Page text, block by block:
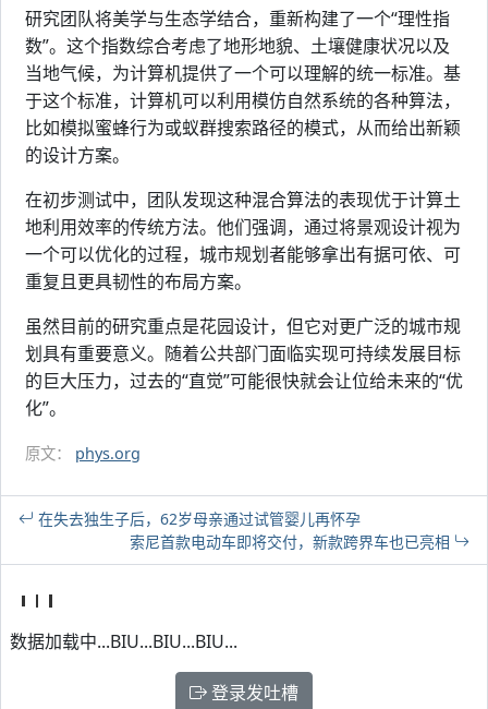
研究团队将美学与生态学结合，重新构建了一个“理性指
数”。这个指数综合考虑了地形地貌、土壤健康状况以及
当地气候，为计算机提供了一个可以理解的统一标准。基
于这个标准，计算机可以利用模仿自然系统的各种算法，
比如模拟蜜蜂行为或蚁群搜索路径的模式，从而给出新颖
的设计方案。
在初步测试中，团队发现这种混合算法的表现优于计算土
地利用效率的传统方法。他们强调，通过将景观设计视为
一个可以优化的过程，城市规划者能够拿出有据可依、可
重复且更具韧性的布局方案。
虽然目前的研究重点是花园设计，但它对更广泛的城市规
划具有重要意义。随着公共部门面临实现可持续发展目标
的巨大压力，过去的“直觉”可能很快就会让位给未来的“优
化”。
原文： phys.org
在失去独生子后，62岁母亲通过试管婴儿再怀孕
索尼首款电动车即将交付，新款跨界车也已亮相
数据加载中...BIU...BIU...BIU...
登录发吐槽